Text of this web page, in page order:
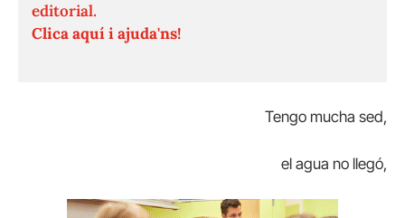
editorial.
Clica aquí i ajuda'ns!
Tengo mucha sed,
el agua no llegó,